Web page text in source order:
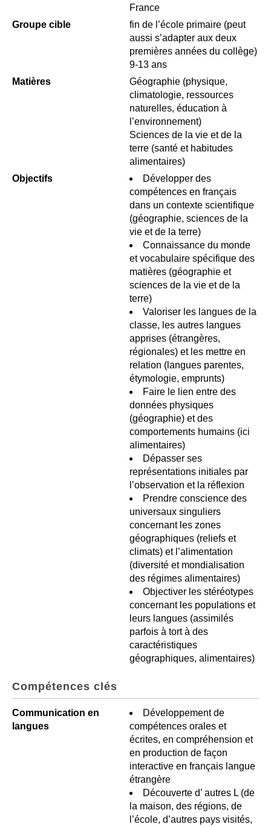
France
Groupe cible
fin de l’école primaire (peut
aussi s’adapter aux deux
premières années du collège)
9-13 ans
Matières
Géographie (physique,
climatologie, ressources
naturelles, éducation à
l’environnement)
Sciences de la vie et de la
terre (santé et habitudes
alimentaires)
Objectifs
Développer des
compétences en français
dans un contexte scientifique
(géographie, sciences de la
vie et de la terre)
Connaissance du monde
et vocabulaire spécifique des
matières (géographie et
sciences de la vie et de la
terre)
Valoriser les langues de la
classe, les autres langues
apprises (étrangères,
régionales) et les mettre en
relation (langues parentes,
étymologie, emprunts)
Faire le lien entre des
données physiques
(géographie) et des
comportements humains (ici
alimentaires)
Dépasser ses
représentations initiales par
l’observation et la réflexion
Prendre conscience des
universaux singuliers
concernant les zones
géographiques (reliefs et
climats) et l’alimentation
(diversité et mondialisation
des régimes alimentaires)
Objectiver les stéréotypes
concernant les populations et
leurs langues (assimilés
parfois à tort à des
caractéristiques
géographiques, alimentaires)
Compétences clés
Communication en
langues
Développement de
compétences orales et
écrites, en compréhension et
en production de façon
interactive en français langue
étrangère
Découverte d’ autres L (de
la maison, des régions, de
l’école, d’autres pays visités,